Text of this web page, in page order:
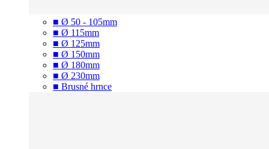
■ Ø 50 - 105mm
■ Ø 115mm
■ Ø 125mm
■ Ø 150mm
■ Ø 180mm
■ Ø 230mm
■ Brusné hrnce